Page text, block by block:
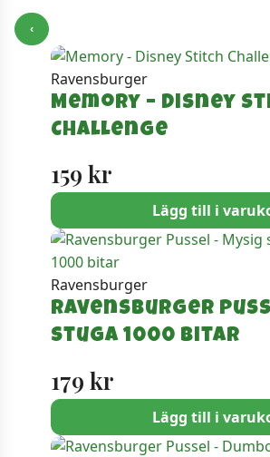
‹
Ravensburger
Memory – Disney
Challenge
159 kr
Lägg till i
Ravensburger
Ravensburger
stuga 1000 bitar
179 kr
Lägg till i